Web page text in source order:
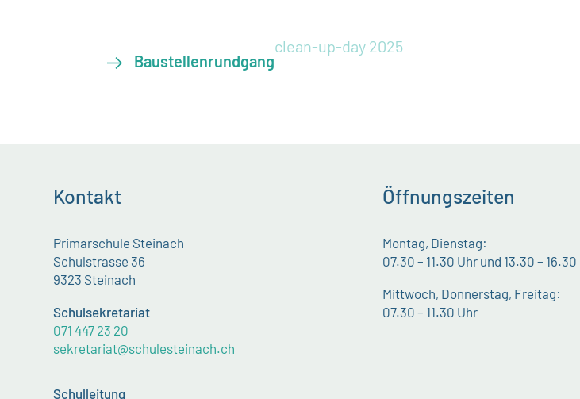
Baustellenrundgang
clean-up-day 2025
Kontakt
Primarschule Steinach
Schulstrasse 36
9323 Steinach
Schulsekretariat
071 447 23 20
sekretariat@schulesteinach.ch
Schulleitung
Öffnungszeiten
Montag, Dienstag:
07.30 – 11.30 Uhr und 13.30 –
Mittwoch, Donnerstag, Freitag:
07.30 – 11.30 Uhr